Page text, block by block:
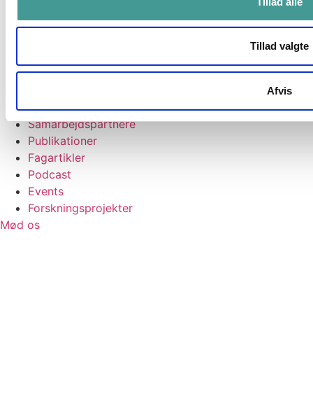
Tillad valgte
Afvis
HR-udvikling
Foredrag og oplæg
Kundecases
Samarbejdspartnere
Publikationer
Fagartikler
Podcast
Events
Forskningsprojekter
Mød os